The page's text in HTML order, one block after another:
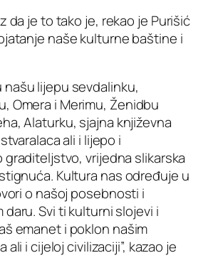
da je to tako je, rekao je Purišić
naše kulturne baštine i
našu lijepu sevdalinku,
Omera i Merimu, Ženidbu
Alaturku, sjajna književna
ali i lijepo i
vrijedna slikarska
Kultura nas određuje u
o našoj posebnosti i
daru. Svi ti kulturni slojevi i
emanet i poklon našim
ali i cijeloj civilizaciji”, kazao je